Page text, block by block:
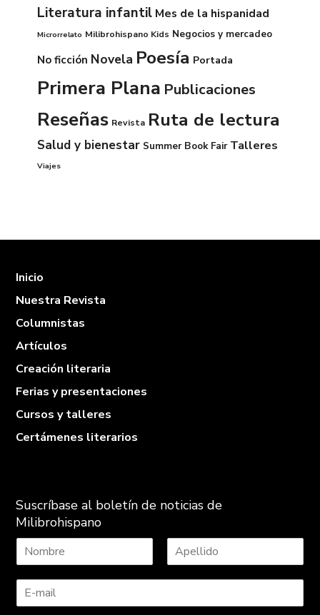
Literatura infantil Mes de la hispanidad
Microrrelato Milibrohispano Kids Negocios y mercadeo
No ficción Novela Poesía Portada
Primera Plana Publicaciones
Reseñas Revista Ruta de lectura
Salud y bienestar Summer Book Fair Talleres
Viajes
Inicio
Nuestra Revista
Columnistas
Artículos
Creación literaria
Ferias y presentaciones
Cursos y talleres
Certámenes literarios
Suscríbase al boletín de noticias de
Milibrohispano
o
b
p
l